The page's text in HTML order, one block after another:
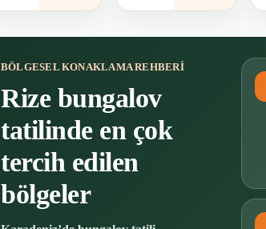
BÖLGESEL KONAKLAMA REHBERI
Rize bungalov
tatilinde en çok
tercih edilen
bölgeler